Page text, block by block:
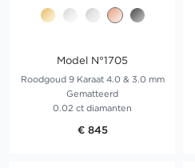
Model N°1705
Roodgoud 9 Karaat 4.0 & 3.0 mm
Gematteerd
0.02 ct diamanten
€ 845